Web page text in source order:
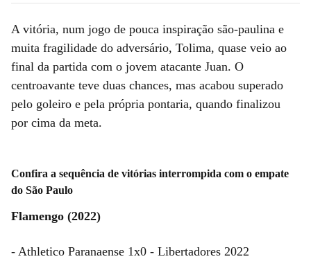
A vitória, num jogo de pouca inspiração são-paulina e
muita fragilidade do adversário, Tolima, quase veio ao
final da partida com o jovem atacante Juan. O
centroavante teve duas chances, mas acabou superado
pelo goleiro e pela própria pontaria, quando finalizou
por cima da meta.
Confira a sequência de vitórias interrompida com o empate
do São Paulo
Flamengo (2022)
- Athletico Paranaense 1x0 - Libertadores 2022